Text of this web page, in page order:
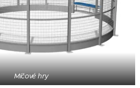
Míčové hry